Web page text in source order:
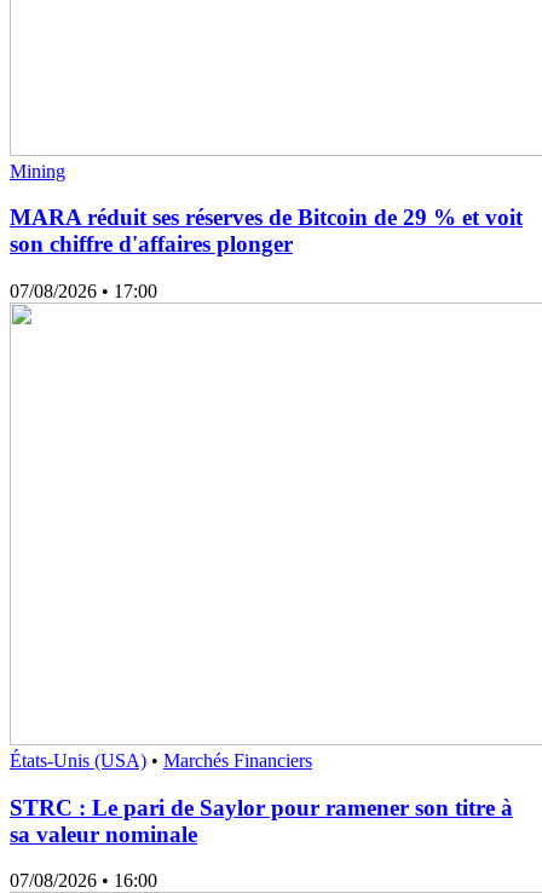
Mining
MARA réduit ses réserves de Bitcoin de 29 % et voit
son chiffre d'affaires plonger
07/08/2026 • 17:00
États-Unis (USA) • Marchés Financiers
STRC : Le pari de Saylor pour ramener son titre à
sa valeur nominale
07/08/2026 • 16:00